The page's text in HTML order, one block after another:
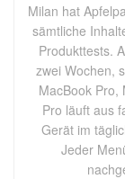
Milan hat
sämtliche
Produkttests.
zwei Wochen,
MacBook Pro,
Pro läuft aus
Gerät im
Jeder